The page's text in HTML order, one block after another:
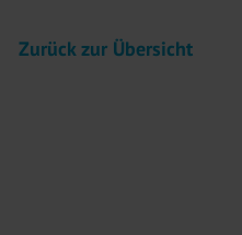
Zurück zur Übersicht